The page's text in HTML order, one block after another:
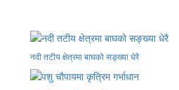
नदी तटीय क्षेत्रमा बाघको सङ्ख्या धेरै